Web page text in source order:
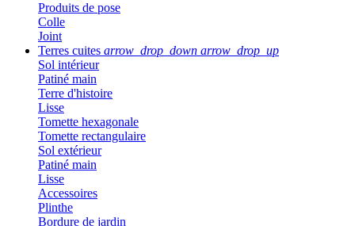
Produits de pose
Colle
Joint
Terres cuites arrow_drop_down arrow_drop_up
Sol intérieur
Patiné main
Terre d'histoire
Lisse
Tomette hexagonale
Tomette rectangulaire
Sol extérieur
Patiné main
Lisse
Accessoires
Plinthe
Bordure de jardin